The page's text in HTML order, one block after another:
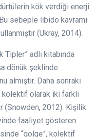
kök verdiği enerji
sebeple libido kavramı
(Ukray, 2014).
Tipler” adlı kitabında
dönük şeklinde
almıştır. Daha sonraki
kolektif olarak iki farklı
(Snowden, 2012). Kişilik
faaliyet gösteren
“gölge”, kolektif